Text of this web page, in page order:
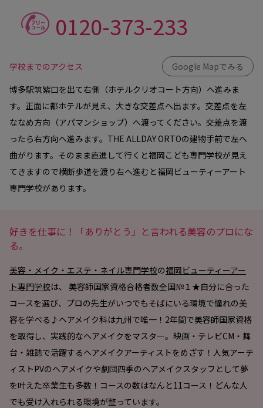
0120-373-233
学校までのアクセス
Google Mapでみる
博多駅筑紫口を出て右側（ホテルクリオコート方向）へ進みま
す。正面に都ホテルが見え、大きな交差点へ出ます。交差点を左
ななめ方向（アパマンショップ）へ渡ってください。交差点を渡
ったら右方向へ進みます。THE ALLDAY ORTOの建物手前で左へ
曲がります。そのまま直進して行くと福岡こども専門学校が見え
てきますので横断歩道を渡り右へ進むと福岡ビューティーアート
専門学校があります。
好きを仕事に！「ありがとう」と言われる美容のプロにな
る。
美容・メイク・エステ・ネイル専門学校の福岡ビューティーアー
ト専門学校は、 美容師国家資格合格者数全国№１★自分に合った
コースを選び、プロの先生がいつでもそばにいる環境で憧れの美
容を学べる♪ヘアメイク科は九州で唯一！2年間で美容師国家資格
を取得し、実践的なヘアメイクをマスター。映画・テレビCM・舞
台・雑誌で活躍するヘアメイクアーティストをめざす！人気アーテ
ィストPVのヘアメイクや劇団四季のヘアメイクスタッフとして夢
を叶えた卒業生も多数！コースの数はなんと11コース！どんな人
でも受け入れられる環境が整っています。